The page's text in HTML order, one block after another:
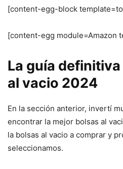
[content-egg-block
[content-egg module=Amazon
La guía
al vacio 2024
En la sección anterior, invertí
encontrar la mejor bolsas al
la bolsas al vacio a comprar y
seleccionamos.